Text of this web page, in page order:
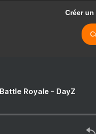
Créer
Royale - DayZ